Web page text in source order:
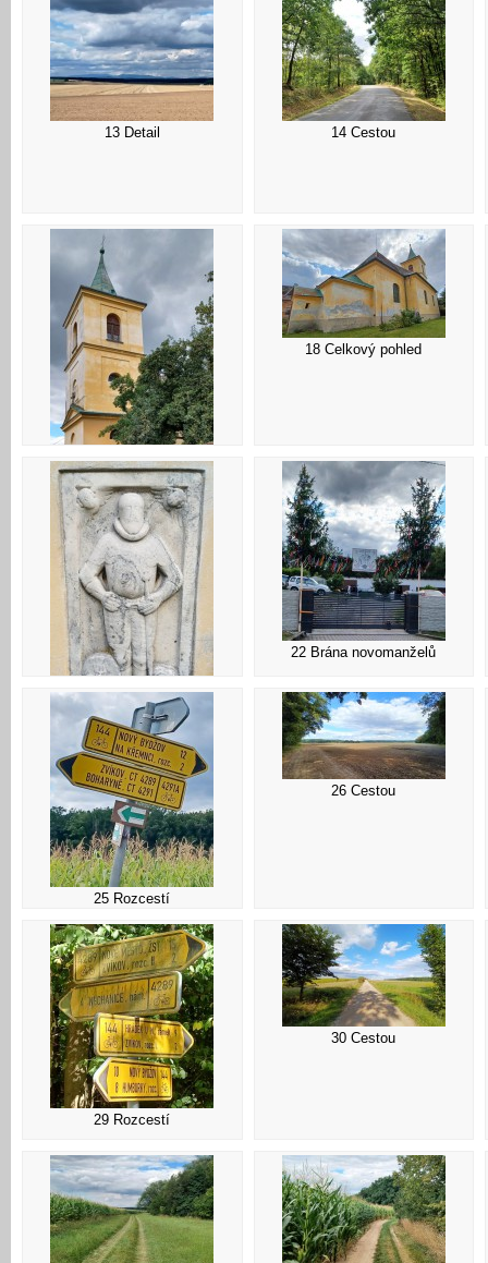
10 Info
13 Detail 14 Cestou
17 Boharyně - kostel sv.
Bartoloměje
18 Celkový pohled
21 Náhrobek ve věži kostela
22 Brána novomanželů
25 Rozcestí
26 Cestou
29 Rozcestí
30 Cestou